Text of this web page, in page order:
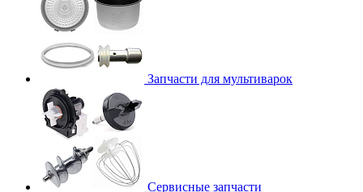
Запчасти для мультиварок
Сервисные запчасти